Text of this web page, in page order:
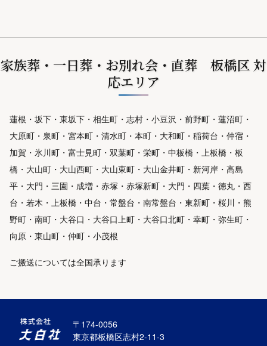
家族葬・一日葬・お別れ会・直葬 板橋区 対
応エリア
蓮根・坂下・東坂下・相生町・志村・小豆沢・前野町・蓮沼町・
大原町・泉町・宮本町・清水町・本町・大和町・稲荷台・仲宿・
加賀・氷川町・富士見町・双葉町・栄町・中板橋・上板橋・板
橋・大山町・大山西町・大山東町・大山金井町・新河岸・高島
平・大門・三園・成増・赤塚・赤塚新町・大門・四葉・徳丸・西
台・若木・上板橋・中台・常盤台・南常盤台・東新町・桜川・熊
野町・南町・大谷口・大谷口上町・大谷口北町・幸町・弥生町・
向原・東山町・仲町・小茂根
ご搬送については全国承ります
〒174-0056
東京都板橋区志村2-11-3